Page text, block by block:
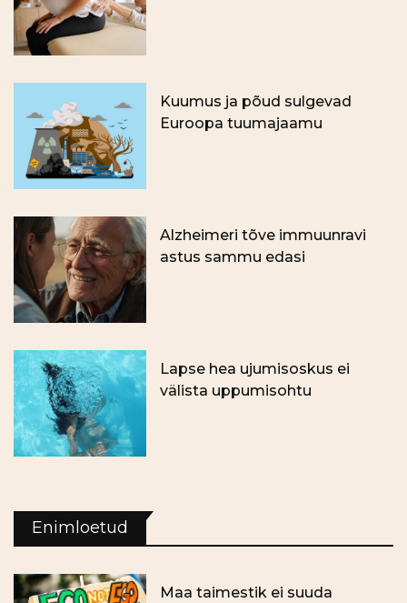
Kuumus ja põud sulgevad
Euroopa tuumajaamu
Alzheimeri tõve immuunravi
astus sammu edasi
Lapse hea ujumisoskus ei
välista uppumisohtu
Enimloetud
Maa taimestik ei suuda